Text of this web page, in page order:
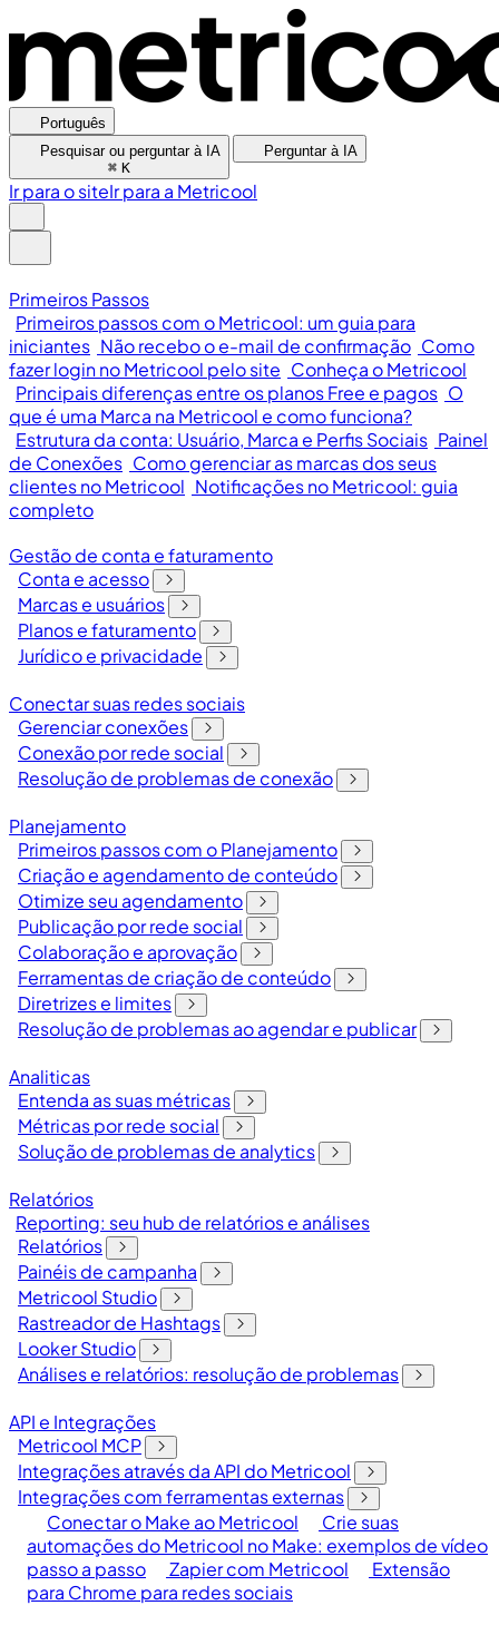
Português
Pesquisar ou perguntar à IA
⌘ K
Perguntar à IA
Ir para o siteIr para a Metricool
Primeiros Passos
Primeiros passos com o Metricool: um guia para
iniciantes Não recebo o e-mail de confirmação Como
fazer login no Metricool pelo site Conheça o Metricool
Principais diferenças entre os planos Free e pagos O
que é uma Marca na Metricool e como funciona?
Estrutura da conta: Usuário, Marca e Perfis Sociais Painel
de Conexões Como gerenciar as marcas dos seus
clientes no Metricool Notificações no Metricool: guia
completo
Gestão de conta e faturamento
Conta e acesso
Marcas e usuários
Planos e faturamento
Jurídico e privacidade
Conectar suas redes sociais
Gerenciar conexões
Conexão por rede social
Resolução de problemas de conexão
Planejamento
Primeiros passos com o Planejamento
Criação e agendamento de conteúdo
Otimize seu agendamento
Publicação por rede social
Colaboração e aprovação
Ferramentas de criação de conteúdo
Diretrizes e limites
Resolução de problemas ao agendar e publicar
Analiticas
Entenda as suas métricas
Métricas por rede social
Solução de problemas de analytics
Relatórios
Reporting: seu hub de relatórios e análises
Relatórios
Painéis de campanha
Metricool Studio
Rastreador de Hashtags
Looker Studio
Análises e relatórios: resolução de problemas
API e Integrações
Metricool MCP
Integrações através da API do Metricool
Integrações com ferramentas externas
Conectar o Make ao Metricool
Crie suas
automações do Metricool no Make: exemplos de vídeo
passo a passo
Zapier com Metricool
Extensão
para Chrome para redes sociais